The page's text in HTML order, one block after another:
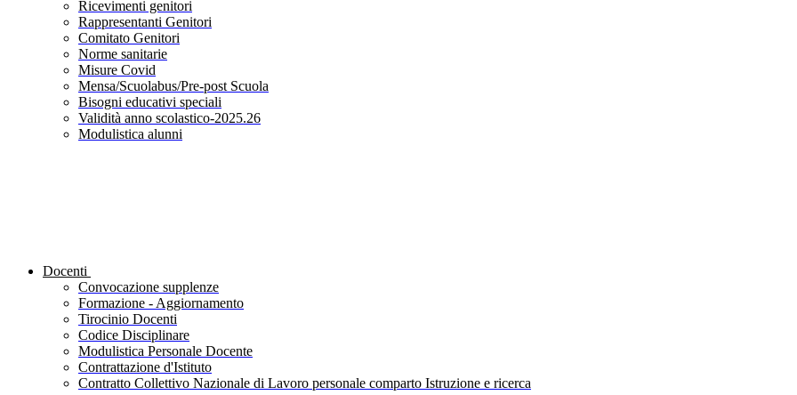
Ricevimenti genitori
Rappresentanti Genitori
Comitato Genitori
Norme sanitarie
Misure Covid
Mensa/Scuolabus/Pre-post Scuola
Bisogni educativi speciali
Validità anno scolastico-2025.26
Modulistica alunni
Docenti
Convocazione supplenze
Formazione - Aggiornamento
Tirocinio Docenti
Codice Disciplinare
Modulistica Personale Docente
Contrattazione d'Istituto
Contratto Collettivo Nazionale di Lavoro personale comparto Istruzione e ricerca